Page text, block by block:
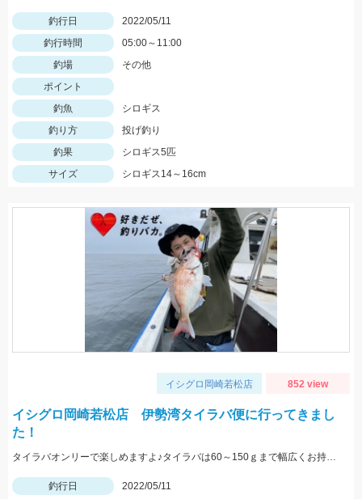
釣行日
2022/05/11
釣行時間
05:00～11:00
釣場
その他
ポイント
釣魚
シロギス
釣り方
投げ釣り
釣果
シロギス5匹
サイズ
シロギス14～16cm
イシグロ岡崎若松店 852 view
イシグロ岡崎若松店 伊勢湾タイラバ便に行ってきまし
た！
タイラバオンリーで楽しめますよ♪タイラバは60～150ｇまで幅広くお持ちください！ タイラバはタングステン製のものが船長もおすすめしていました♪
釣行日
2022/05/11